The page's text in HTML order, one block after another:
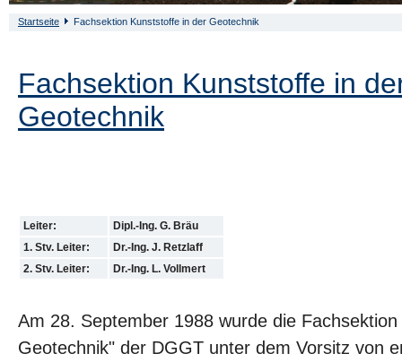
Startseite Fachsektion Kunststoffe in der Geotechnik
Fachsektion Kunststoffe in
Geotechnik
Leiter:
Dipl.-Ing. G. Bräu
1. Stv. Leiter:
Dr.-Ing. J. Retzlaff
2. Stv. Leiter:
Dr.-Ing. L. Vollmert
Am 28. September 1988 wurde die
Geotechnik" der DGGT unter dem Vorsitz von